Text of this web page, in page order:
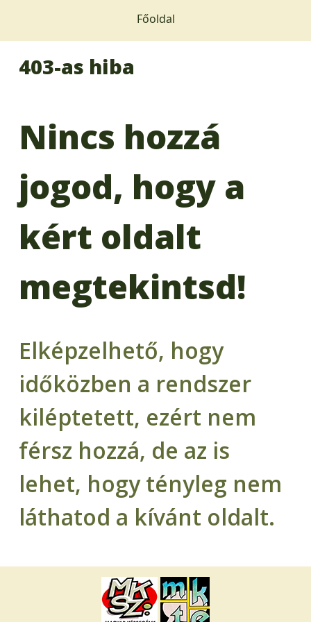
Főoldal
403-as hiba
Nincs hozzá
jogod, hogy a
kért oldalt
megtekintsd!
Elképzelhető, hogy
időközben a rendszer
kiléptetett, ezért nem
férsz hozzá, de az is
lehet, hogy tényleg nem
láthatod a kívánt oldalt.